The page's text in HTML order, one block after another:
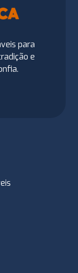
para
e